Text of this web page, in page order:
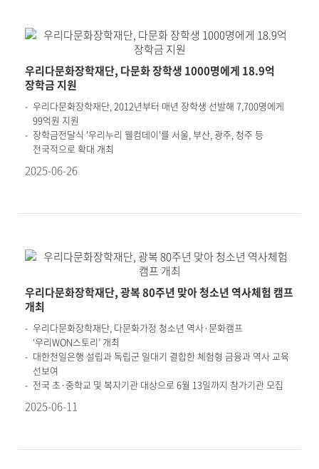
우리다문화장학재단, 다문화 장학생 1000명에게 18.9억
장학금 지원
우리다문화장학재단, 2012년부터 매년 장학생 선발해 7,700명에게
99억원 지원
장학금전달식 '우리누리 웰컴데이'를 서울, 부산, 광주, 청주 등
전국적으로 확대 개최
2025-06-26
우리다문화장학재단, 광복 80주년 맞아 청소년 역사체험 캠프
개최
우리다문화장학재단, 다문화가정 청소년 역사·문화캠프
‘우리WON스토리’ 개최
대한천일은행 설립과 독립군 일대기 결합한 체험형 금융과 역사 교육
선보여
전국 초·중학교 및 복지기관 대상으로 6월 13일까지 참가기관 모집
2025-06-11